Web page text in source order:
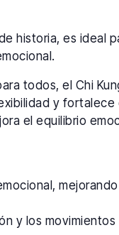
historia, es ideal
todos, el Chi
y fortalece
el equilibrio
y los